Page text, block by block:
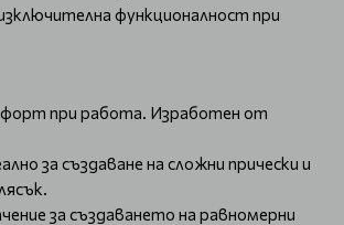
функционалност при
при работа. Изработен от
за създаване на сложни прически и
за създаването на равномерни